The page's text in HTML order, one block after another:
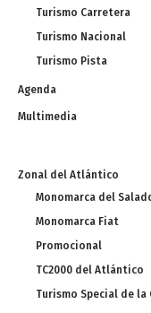
Turismo Carretera
Turismo Nacional
Turismo Pista
Agenda
Multimedia
Zonal del Atlántico
Monomarca del
Monomarca Fiat
Promocional
TC2000 del Atlántico
Turismo Special de la